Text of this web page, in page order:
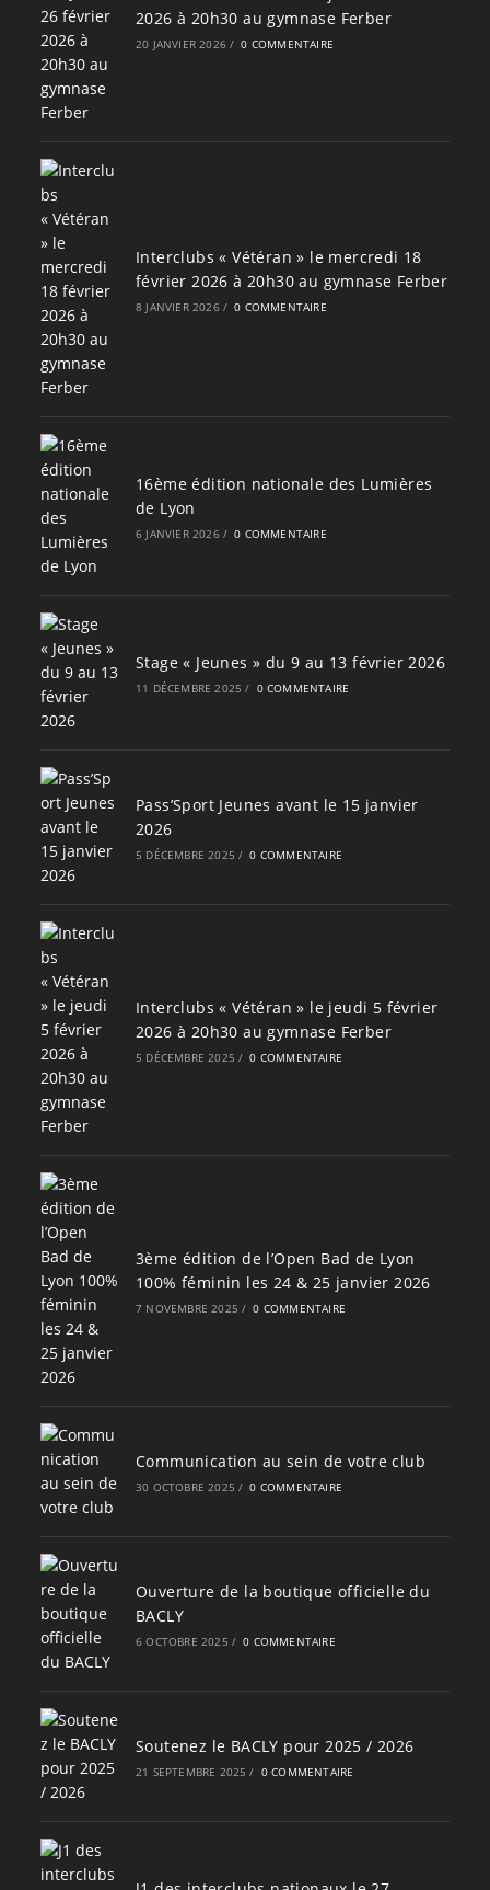
2026 à 20h30 au gymnase Ferber
20 JANVIER 2026 / 0 COMMENTAIRE
Interclubs « Vétéran » le mercredi 18
février 2026 à 20h30 au gymnase Ferber
8 JANVIER 2026 / 0 COMMENTAIRE
16ème édition nationale des Lumières
de Lyon
6 JANVIER 2026 / 0 COMMENTAIRE
Stage « Jeunes » du 9 au 13 février 2026
11 DÉCEMBRE 2025 / 0 COMMENTAIRE
Pass’Sport Jeunes avant le 15 janvier
2026
5 DÉCEMBRE 2025 / 0 COMMENTAIRE
Interclubs « Vétéran » le jeudi 5 février
2026 à 20h30 au gymnase Ferber
5 DÉCEMBRE 2025 / 0 COMMENTAIRE
3ème édition de l’Open Bad de Lyon
100% féminin les 24 & 25 janvier 2026
7 NOVEMBRE 2025 / 0 COMMENTAIRE
Communication au sein de votre club
30 OCTOBRE 2025 / 0 COMMENTAIRE
Ouverture de la boutique officielle du
BACLY
6 OCTOBRE 2025 / 0 COMMENTAIRE
Soutenez le BACLY pour 2025 / 2026
21 SEPTEMBRE 2025 / 0 COMMENTAIRE